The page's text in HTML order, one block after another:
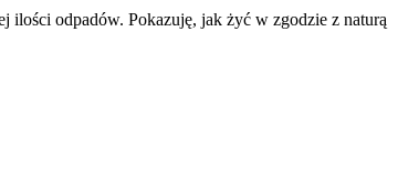
ilości odpadów. Pokazuję, jak żyć w zgodzie z naturą